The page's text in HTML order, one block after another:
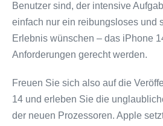
Benutzer sind, der intensive
einfach nur ein reibungsloses und
Erlebnis wünschen – das iPhone
Anforderungen gerecht werden.
Freuen Sie sich also auf die
14 und erleben Sie die
der neuen Prozessoren. Apple